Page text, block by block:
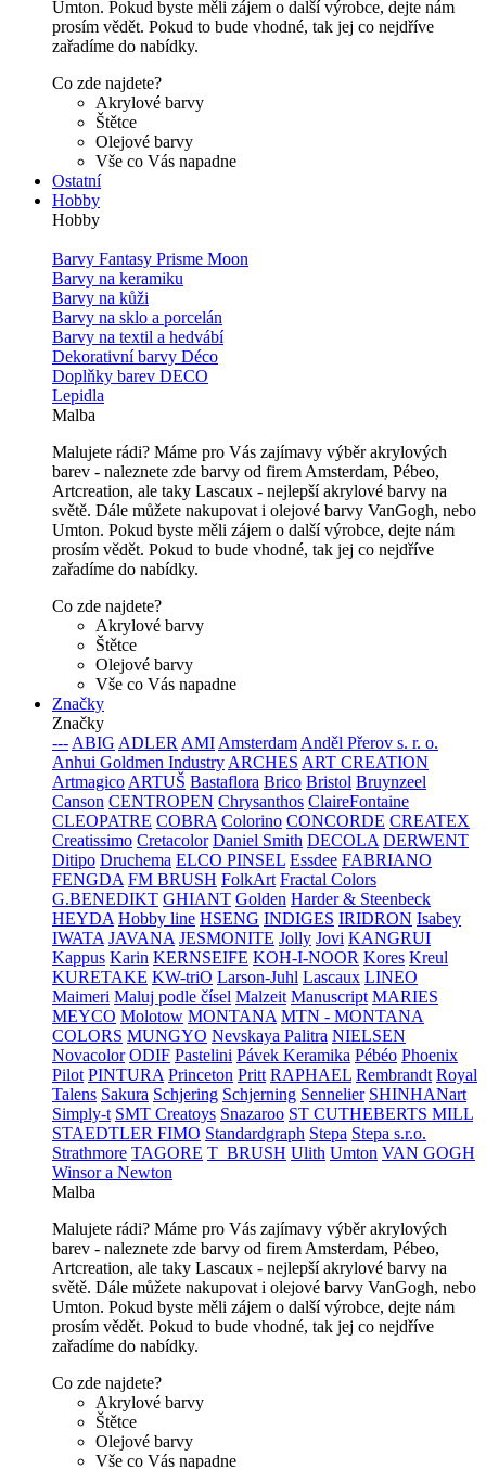
Umton. Pokud byste měli zájem o další výrobce, dejte nám
prosím vědět. Pokud to bude vhodné, tak jej co nejdříve
zařadíme do nabídky.
Co zde najdete?
Akrylové barvy
Štětce
Olejové barvy
Vše co Vás napadne
Ostatní
Hobby
Hobby
Barvy Fantasy Prisme Moon
Barvy na keramiku
Barvy na kůži
Barvy na sklo a porcelán
Barvy na textil a hedvábí
Dekorativní barvy Déco
Doplňky barev DECO
Lepidla
Malba
Malujete rádi? Máme pro Vás zajímavy výběr akrylových
barev - naleznete zde barvy od firem Amsterdam, Pébeo,
Artcreation, ale taky Lascaux - nejlepší akrylové barvy na
světě. Dále můžete nakupovat i olejové barvy VanGogh, nebo
Umton. Pokud byste měli zájem o další výrobce, dejte nám
prosím vědět. Pokud to bude vhodné, tak jej co nejdříve
zařadíme do nabídky.
Co zde najdete?
Akrylové barvy
Štětce
Olejové barvy
Vše co Vás napadne
Značky
Značky
--- ABIG ADLER AMI Amsterdam Anděl Přerov s. r. o.
Anhui Goldmen Industry ARCHES ART CREATION
Artmagico ARTUŠ Bastaflora Brico Bristol Bruynzeel
Canson CENTROPEN Chrysanthos ClaireFontaine
CLEOPATRE COBRA Colorino CONCORDE CREATEX
Creatissimo Cretacolor Daniel Smith DECOLA DERWENT
Ditipo Druchema ELCO PINSEL Essdee FABRIANO
FENGDA FM BRUSH FolkArt Fractal Colors
G.BENEDIKT GHIANT Golden Harder & Steenbeck
HEYDA Hobby line HSENG INDIGES IRIDRON Isabey
IWATA JAVANA JESMONITE Jolly Jovi KANGRUI
Kappus Karin KERNSEIFE KOH-I-NOOR Kores Kreul
KURETAKE KW-triO Larson-Juhl Lascaux LINEO
Maimeri Maluj podle čísel Malzeit Manuscript MARIES
MEYCO Molotow MONTANA MTN - MONTANA
COLORS MUNGYO Nevskaya Palitra NIELSEN
Novacolor ODIF Pastelini Pávek Keramika Pébéo Phoenix
Pilot PINTURA Princeton Pritt RAPHAEL Rembrandt Royal
Talens Sakura Schjering Schjerning Sennelier SHINHANart
Simply-t SMT Creatoys Snazaroo ST CUTHEBERTS MILL
STAEDTLER FIMO Standardgraph Stepa Stepa s.r.o.
Strathmore TAGORE T_BRUSH Ulith Umton VAN GOGH
Winsor a Newton
Malba
Malujete rádi? Máme pro Vás zajímavy výběr akrylových
barev - naleznete zde barvy od firem Amsterdam, Pébeo,
Artcreation, ale taky Lascaux - nejlepší akrylové barvy na
světě. Dále můžete nakupovat i olejové barvy VanGogh, nebo
Umton. Pokud byste měli zájem o další výrobce, dejte nám
prosím vědět. Pokud to bude vhodné, tak jej co nejdříve
zařadíme do nabídky.
Co zde najdete?
Akrylové barvy
Štětce
Olejové barvy
Vše co Vás napadne